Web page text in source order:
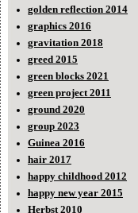
golden reflection 2014
graphics 2016
gravitation 2018
greed 2015
green blocks 2021
green project 2011
ground 2020
group 2023
Guinea 2016
hair 2017
happy childhood 2012
happy new year 2015
Herbst 2010